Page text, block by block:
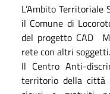
L’Ambito
il Comune di
del progetto CAD
rete con altri soggetti.
Il Centro Anti-
territorio della città